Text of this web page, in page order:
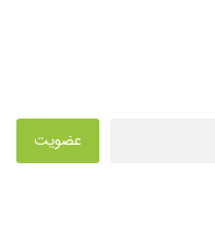
عضویت